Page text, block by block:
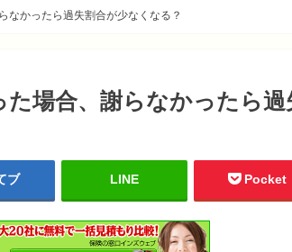
なかったら過失割合が少なくなる？
場合、謝らなかったら過
ブ LINE Pocket